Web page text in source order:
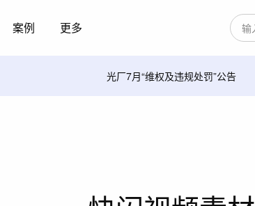
案例 更多
光厂7月“维权及违规处罚”公告